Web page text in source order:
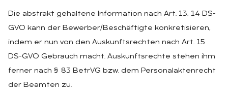
Die abstrakt gehaltene Information nach Art. 13, 14 DS-
GVO kann der Bewerber/Beschäftigte konkretisieren,
indem er nun von den Auskunftsrechten nach Art. 15
DS-GVO Gebrauch macht. Auskunftsrechte stehen ihm
ferner nach § 83 BetrVG bzw. dem Personalaktenrecht
der Beamten zu.